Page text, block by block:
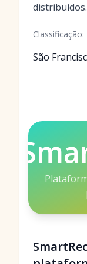
distribuídos.
Classificação:
São